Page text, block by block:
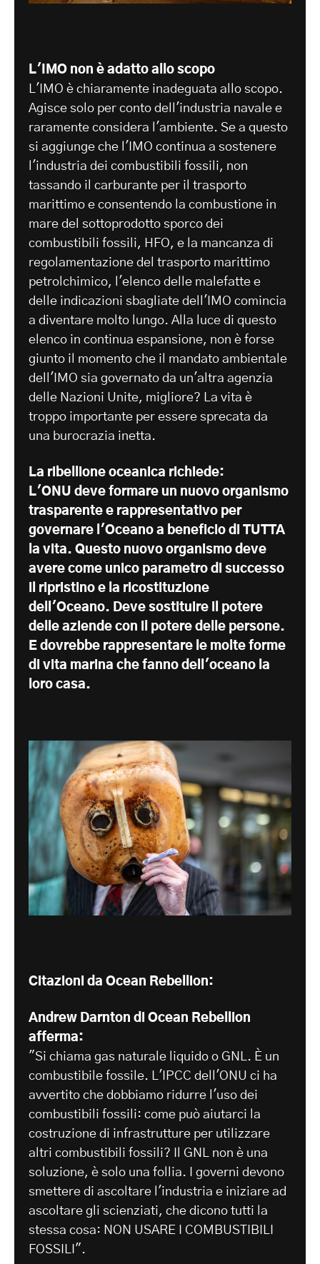
L'IMO non è adatto allo scopo
L'IMO è chiaramente inadeguata allo scopo.
Agisce solo per conto dell'industria navale e
raramente considera l'ambiente. Se a questo
si aggiunge che l'IMO continua a sostenere
l'industria dei combustibili fossili, non
tassando il carburante per il trasporto
marittimo e consentendo la combustione in
mare del sottoprodotto sporco dei
combustibili fossili, HFO, e la mancanza di
regolamentazione del trasporto marittimo
petrolchimico, l'elenco delle malefatte e
delle indicazioni sbagliate dell'IMO comincia
a diventare molto lungo. Alla luce di questo
elenco in continua espansione, non è forse
giunto il momento che il mandato ambientale
dell'IMO sia governato da un'altra agenzia
delle Nazioni Unite, migliore? La vita è
troppo importante per essere sprecata da
una burocrazia inetta.
La ribellione oceanica richiede:
L'ONU deve formare un nuovo organismo
trasparente e rappresentativo per
governare l'Oceano a beneficio di TUTTA
la vita. Questo nuovo organismo deve
avere come unico parametro di successo
il ripristino e la ricostituzione
dell'Oceano. Deve sostituire il potere
delle aziende con il potere delle persone.
E dovrebbe rappresentare le molte forme
di vita marina che fanno dell'oceano la
loro casa.
Citazioni da Ocean Rebellion:
Andrew Darnton di Ocean Rebellion
afferma:
"Si chiama gas naturale liquido o GNL. È un
combustibile fossile. L'IPCC dell'ONU ci ha
avvertito che dobbiamo ridurre l'uso dei
combustibili fossili: come può aiutarci la
costruzione di infrastrutture per utilizzare
altri combustibili fossili? Il GNL non è una
soluzione, è solo una follia. I governi devono
smettere di ascoltare l'industria e iniziare ad
ascoltare gli scienziati, che dicono tutti la
stessa cosa: NON USARE I COMBUSTIBILI
FOSSILI".